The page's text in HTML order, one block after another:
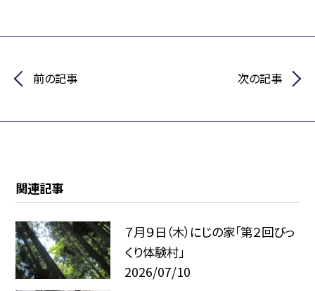
前の記事 次の記事
関連記事
７月９日（木）にじの家「第２回びっ
くり体験村」
2026/07/10